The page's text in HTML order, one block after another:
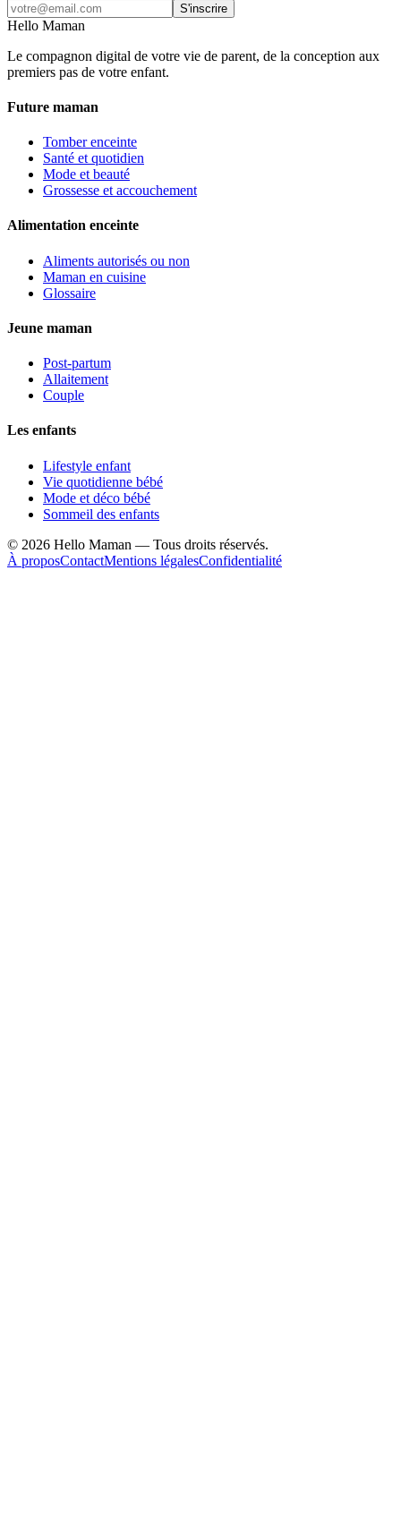
S'inscrire
Hello Maman
Le compagnon digital de votre vie de parent, de la conception aux
premiers pas de votre enfant.
Future maman
Tomber enceinte
Santé et quotidien
Mode et beauté
Grossesse et accouchement
Alimentation enceinte
Aliments autorisés ou non
Maman en cuisine
Glossaire
Jeune maman
Post-partum
Allaitement
Couple
Les enfants
Lifestyle enfant
Vie quotidienne bébé
Mode et déco bébé
Sommeil des enfants
© 2026 Hello Maman — Tous droits réservés.
À proposContactMentions légalesConfidentialité